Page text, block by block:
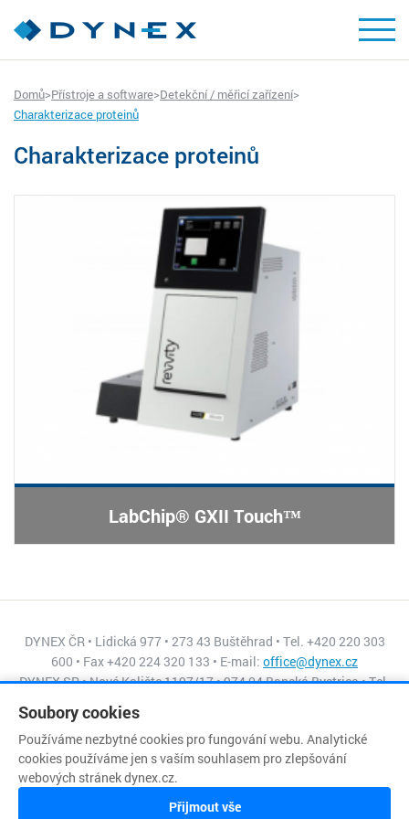
Domů>Přístroje a software>Detekční / měřicí zařízení>
Charakterizace proteinů
Charakterizace proteinů
LabChip® GXII Touch™
DYNEX ČR • Lidická 977 • 273 43 Buštěhrad • Tel. +420 220 303
600 • Fax +420 224 320 133 • E-mail: office@dynex.cz
DYNEX SR • Nové Kalište 1197/17 • 974 04 Banská Bystrica • Tel.
Copyright © DYNEX
Soubory cookies
Používáme nezbytné cookies pro fungování webu. Analytické
cookies používáme jen s vaším souhlasem pro zlepšování
webových stránek dynex.cz.
Přijmout vše